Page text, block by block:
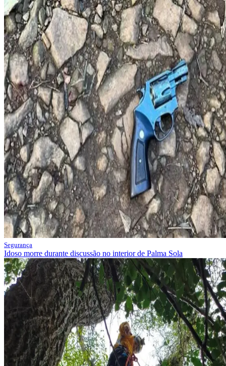
Segurança
Idoso morre durante discussão no interior de Palma Sola